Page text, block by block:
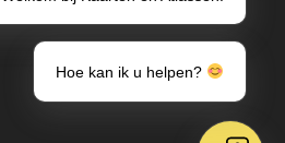
Hoe kan ik u helpen?